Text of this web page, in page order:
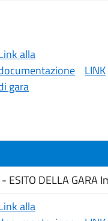
alla
gara
LINK
ESITO DELLA GARA
alla